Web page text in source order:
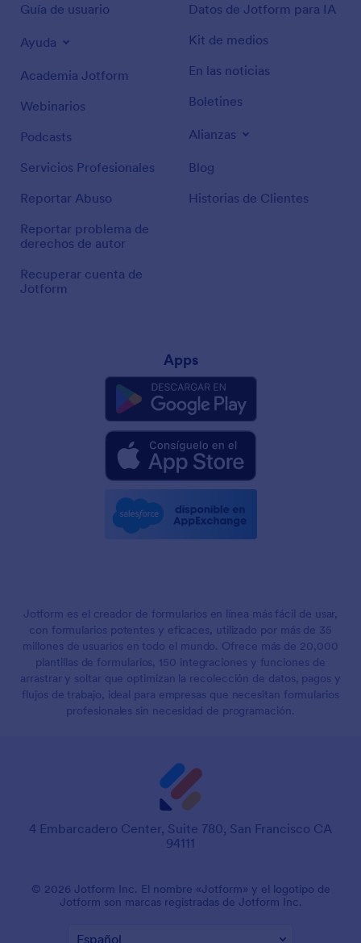
Guía de usuario
Ayuda
Academia Jotform
Webinarios
Podcasts
Servicios Profesionales
Reportar Abuso
Reportar problema de
derechos de autor
Recuperar cuenta de
Jotform
Datos de Jotform para IA
Kit de medios
En las noticias
Boletines
Alianzas
Blog
Historias de Clientes
Apps
Jotform es el creador de formularios en línea más fácil de usar,
con formularios potentes y eficaces, utilizado por más de 35
millones de usuarios en todo el mundo. Ofrece más de 20,000
plantillas de formularios, 150 integraciones y funciones de
arrastrar y soltar que optimizan la recolección de datos, pagos y
flujos de trabajo, ideal para empresas que necesitan formularios
profesionales sin necesidad de programación.
4 Embarcadero Center, Suite 780, San Francisco CA
94111
© 2026 Jotform Inc. El nombre «Jotform» y el logotipo de
Jotform son marcas registradas de Jotform Inc.